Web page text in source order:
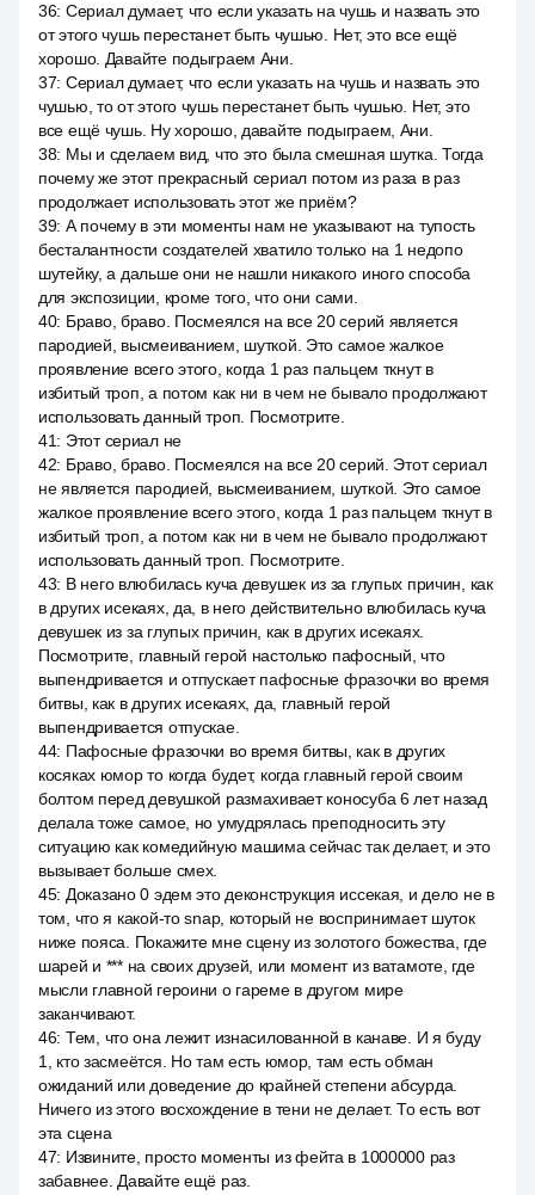
36: Сериал думает, что если указать на чушь и назвать это
от этого чушь перестанет быть чушью. Нет, это все ещё
хорошо. Давайте подыграем Ани.
37: Сериал думает, что если указать на чушь и назвать это
чушью, то от этого чушь перестанет быть чушью. Нет, это
все ещё чушь. Ну хорошо, давайте подыграем, Ани.
38: Мы и сделаем вид, что это была смешная шутка. Тогда
почему же этот прекрасный сериал потом из раза в раз
продолжает использовать этот же приём?
39: А почему в эти моменты нам не указывают на тупость
бесталантности создателей хватило только на 1 недопо
шутейку, а дальше они не нашли никакого иного способа
для экспозиции, кроме того, что они сами.
40: Браво, браво. Посмеялся на все 20 серий является
пародией, высмеиванием, шуткой. Это самое жалкое
проявление всего этого, когда 1 раз пальцем ткнут в
избитый троп, а потом как ни в чем не бывало продолжают
использовать данный троп. Посмотрите.
41: Этот сериал не
42: Браво, браво. Посмеялся на все 20 серий. Этот сериал
не является пародией, высмеиванием, шуткой. Это самое
жалкое проявление всего этого, когда 1 раз пальцем ткнут в
избитый троп, а потом как ни в чем не бывало продолжают
использовать данный троп. Посмотрите.
43: В него влюбилась куча девушек из за глупых причин, как
в других исекаях, да, в него действительно влюбилась куча
девушек из за глупых причин, как в других исекаях.
Посмотрите, главный герой настолько пафосный, что
выпендривается и отпускает пафосные фразочки во время
битвы, как в других исекаях, да, главный герой
выпендривается отпускае.
44: Пафосные фразочки во время битвы, как в других
косяках юмор то когда будет, когда главный герой своим
болтом перед девушкой размахивает коносуба 6 лет назад
делала тоже самое, но умудрялась преподносить эту
ситуацию как комедийную машима сейчас так делает, и это
вызывает больше смех.
45: Доказано 0 эдем это деконструкция иссекая, и дело не в
том, что я какой-то snap, который не воспринимает шуток
ниже пояса. Покажите мне сцену из золотого божества, где
шарей и *** на своих друзей, или момент из ватамоте, где
мысли главной героини о гареме в другом мире
заканчивают.
46: Тем, что она лежит изнасилованной в канаве. И я буду
1, кто засмеётся. Но там есть юмор, там есть обман
ожиданий или доведение до крайней степени абсурда.
Ничего из этого восхождение в тени не делает. То есть вот
эта сцена
47: Извините, просто моменты из фейта в 1000000 раз
забавнее. Давайте ещё раз.